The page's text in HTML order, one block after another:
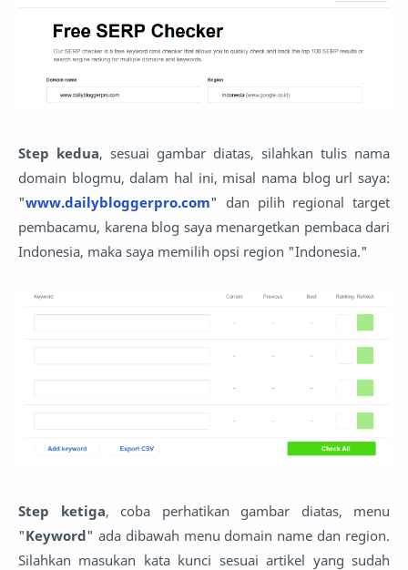
Step kedua, sesuai gambar diatas, silahkan tulis nama
domain blogmu, dalam hal ini, misal nama blog url saya:
"www.dailybloggerpro.com" dan pilih regional target
pembacamu, karena blog saya menargetkan pembaca dari
Indonesia, maka saya memilih opsi region "Indonesia."
Step ketiga, coba perhatikan gambar diatas, menu
"Keyword" ada dibawah menu domain name dan region.
Silahkan masukan kata kunci sesuai artikel yang sudah